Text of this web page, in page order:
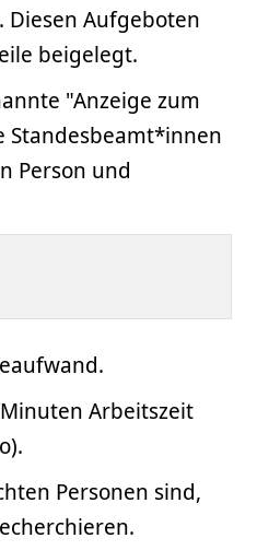
Diesen Aufgeboten
beigelegt.
"Anzeige zum
Standesbeamt*innen
Person und
Arbeitszeit
Personen sind,